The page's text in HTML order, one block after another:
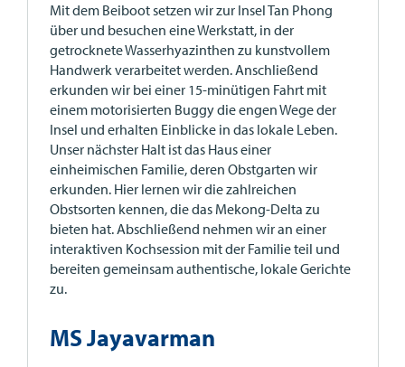
Mit dem Beiboot setzen wir zur Insel Tan Phong
über und besuchen eine Werkstatt, in der
getrocknete Wasserhyazinthen zu kunstvollem
Handwerk verarbeitet werden. Anschließend
erkunden wir bei einer 15-minütigen Fahrt mit
einem motorisierten Buggy die engen Wege der
Insel und erhalten Einblicke in das lokale Leben.
Unser nächster Halt ist das Haus einer
einheimischen Familie, deren Obstgarten wir
erkunden. Hier lernen wir die zahlreichen
Obstsorten kennen, die das Mekong-Delta zu
bieten hat. Abschließend nehmen wir an einer
interaktiven Kochsession mit der Familie teil und
bereiten gemeinsam authentische, lokale Gerichte
zu.
MS Jayavarman